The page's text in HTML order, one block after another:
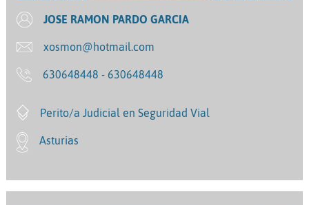
JOSE RAMON PARDO GARCIA
xosmon@hotmail.com
630648448 - 630648448
Perito/a Judicial en Seguridad Vial
Asturias